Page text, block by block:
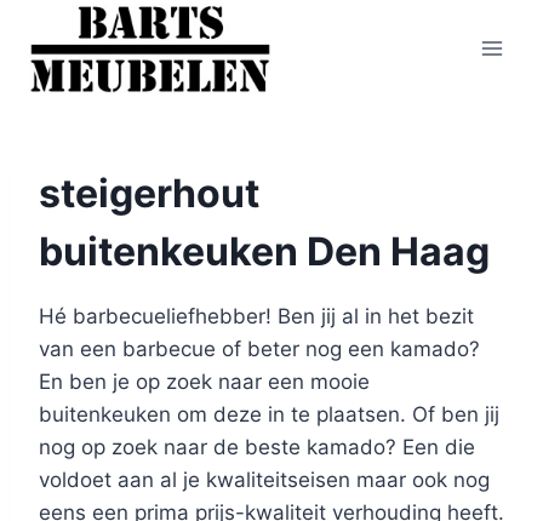
Doorgaan
naar
inhoud
steigerhout
buitenkeuken Den Haag
Hé barbecueliefhebber! Ben jij al in het bezit
van een barbecue of beter nog een kamado?
En ben je op zoek naar een mooie
buitenkeuken om deze in te plaatsen. Of ben jij
nog op zoek naar de beste kamado? Een die
voldoet aan al je kwaliteitseisen maar ook nog
eens een prima prijs-kwaliteit verhouding heeft.